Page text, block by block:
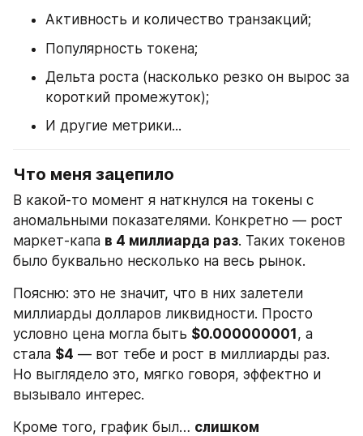
Активность и количество транзакций;
Популярность токена;
Дельта роста (насколько резко он вырос за
короткий промежуток);
И другие метрики...
Что меня зацепило
В какой-то момент я наткнулся на токены с
аномальными показателями. Конкретно — рост
маркет-капа в 4 миллиарда раз. Таких токенов
было буквально несколько на весь рынок.
Поясню: это не значит, что в них залетели
миллиарды долларов ликвидности. Просто
условно цена могла быть $0.000000001, а
стала $4 — вот тебе и рост в миллиарды раз.
Но выглядело это, мягко говоря, эффектно и
вызывало интерес.
Кроме того, график был… слишком